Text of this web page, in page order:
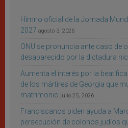
Himno oficial de la Jornada
2027 agosto 3, 2026
ONU se pronuncia ante caso de
desaparecido por la dictadura
Aumenta el interés por la
de los mártires de Georgia que
matrimonio julio 25, 2026
Franciscanos piden ayuda a
persecución de colonos judíos